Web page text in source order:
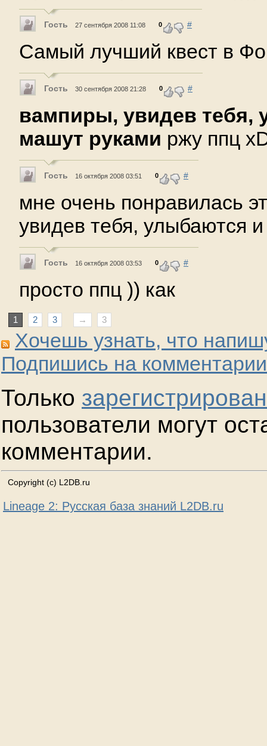
Гость 27 сентября 2008 11:08 0 #
Самый лучший квест в
Гость 30 сентября 2008 21:28 0 #
вампиры, увидев тебя,
машут руками ржу ппц
Гость 16 октября 2008 03:51 0 #
мне очень понравилась
увидев тебя, улыбаются
Гость 16 октября 2008 03:53 0 #
просто ппц )) как
1 2 3 → 3
Хочешь узнать, что
Подпишись на
Только
пользователи могут
комментарии.
Copyright (c) L2DB.ru
Lineage 2: Русская база знаний L2DB.ru